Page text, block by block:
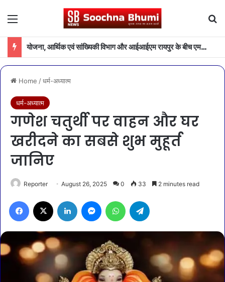
Menu
योजना, आर्थिक एवं सांख्यिकी विभाग और आईआईएम रायपुर के बीच एमओयू
Home /धर्म-अध्यात्म
धर्म-अध्यात्म
गणेश चतुर्थी पर वाहन और घर
खरीदने का सबसे शुभ मुहूर्त
जानिए
Reporter August 26, 2025 0 33 2 minutes read
Facebook LinkedIn MessengerWhatsApp